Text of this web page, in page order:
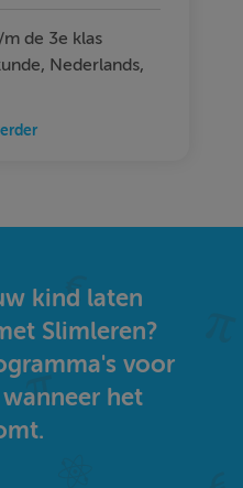
de 3e klas
Nederlands,
kind laten
Slimleren?
voor
het